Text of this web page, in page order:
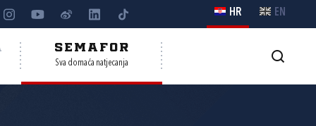
HR EN
SEMAFOR
Sva domaća natjecanja